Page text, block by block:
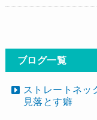
ブログ一覧
ストレートネッ
見落とす癖